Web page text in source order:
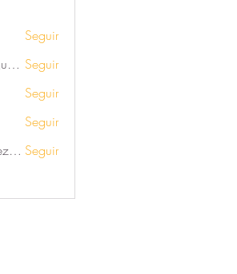
Seguir
Lexander Loaiza Figueroa Seguir
Seguir
Seguir
Alejandro Hernández Renner Seguir